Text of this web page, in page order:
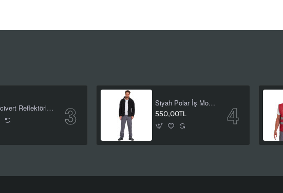
Lacivert Reflektörlü İş Kabanı
Siyah Polar İş Montu
550,00TL